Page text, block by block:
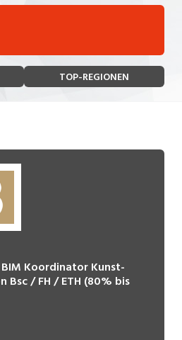
Soziale Berufe, Sport
Verkehr
Architektur
Treuhand, Recht
Forstwirtschaft
Tourismus,
Management, Reinigung
TOP-REGIONEN
Koordinator Kunst-
Bsc / FH / ETH (80% bis